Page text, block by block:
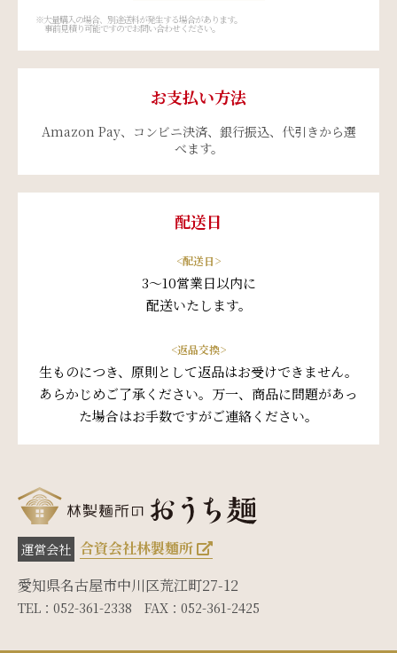
※大量購入の場合、別途送料が発生する場合があります。
事前見積り可能ですのでお問い合わせください。
お支払い方法
Amazon Pay、コンビニ決済、銀行振込、代引きから選
べます。
配送日
<配送日>
3～10営業日以内に
配送いたします。
<返品交換>
生ものにつき、原則として返品はお受けできません。
あらかじめご了承ください。万一、商品に問題があっ
た場合はお手数ですがご連絡ください。
運営会社 合資会社林製麵所
愛知県名古屋市中川区荒江町27-12
TEL：052-361-2338 FAX：052-361-2425